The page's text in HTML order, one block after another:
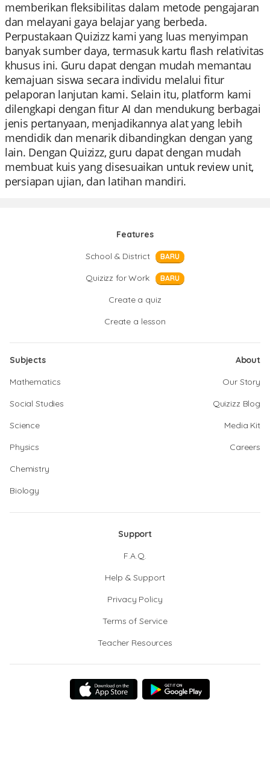
memberikan fleksibilitas dalam metode pengajaran
dan melayani gaya belajar yang berbeda.
Perpustakaan Quizizz kami yang luas menyimpan
banyak sumber daya, termasuk kartu flash relativitas
khusus ini. Guru dapat dengan mudah memantau
kemajuan siswa secara individu melalui fitur
pelaporan lanjutan kami. Selain itu, platform kami
dilengkapi dengan fitur AI dan mendukung berbagai
jenis pertanyaan, menjadikannya alat yang lebih
mendidik dan menarik dibandingkan dengan yang
lain. Dengan Quizizz, guru dapat dengan mudah
membuat kuis yang disesuaikan untuk review unit,
persiapan ujian, dan latihan mandiri.
Features
School & District
BARU
Quizizz for Work BARU
Create a quiz
Create a lesson
Subjects
Mathematics
Social Studies
Science
Physics
Chemistry
Biology
About
Our Story
Quizizz Blog
Media Kit
Careers
Support
F.A.Q.
Help & Support
Privacy Policy
Terms of Service
Teacher Resources